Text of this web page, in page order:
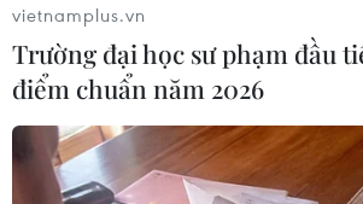
vietnamplus.vn
Trường đại học sư phạm đầu
điểm chuẩn năm 2026